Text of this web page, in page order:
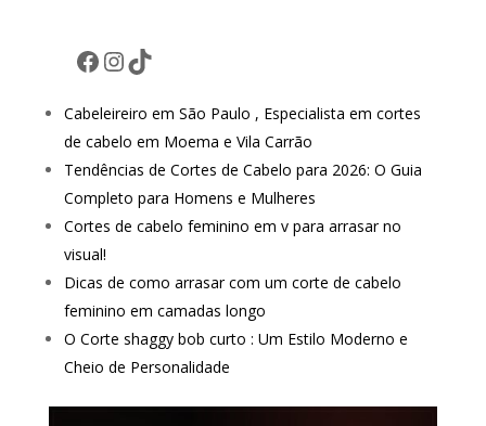
Facebook
Instagram
TikTok
Cabeleireiro em São Paulo , Especialista em cortes
de cabelo em Moema e Vila Carrão
Tendências de Cortes de Cabelo para 2026: O Guia
Completo para Homens e Mulheres
Cortes de cabelo feminino em v para arrasar no
visual!
Dicas de como arrasar com um corte de cabelo
feminino em camadas longo
O Corte shaggy bob curto : Um Estilo Moderno e
Cheio de Personalidade